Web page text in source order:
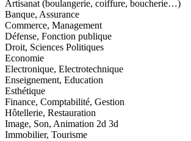
Artisanat (boulangerie, coiffure, boucherie…)
Banque, Assurance
Commerce, Management
Défense, Fonction publique
Droit, Sciences Politiques
Economie
Electronique, Electrotechnique
Enseignement, Education
Esthétique
Finance, Comptabilité, Gestion
Hôtellerie, Restauration
Image, Son, Animation 2d 3d
Immobilier, Tourisme